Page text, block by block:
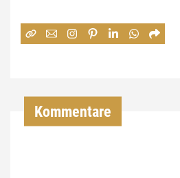
:
Kommentare